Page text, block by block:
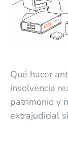
Qué hacer
insolvencia
patrimonio y
extrajudicial